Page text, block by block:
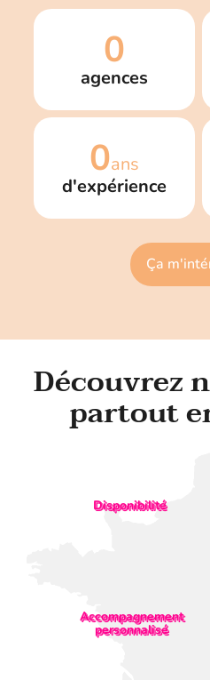
0
agences
0ans
d'expérience
Ça
Découvrez
partout
Disponibilité
Accompagnement
personnalisé